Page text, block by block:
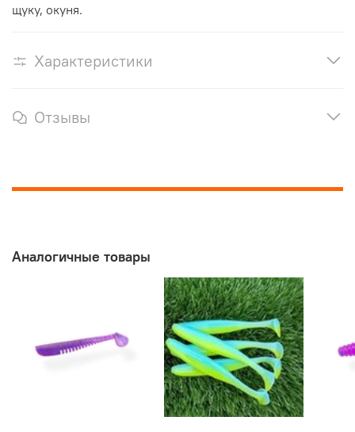
щуку, окуня.
Характеристики
Отзывы
Аналогичные товары